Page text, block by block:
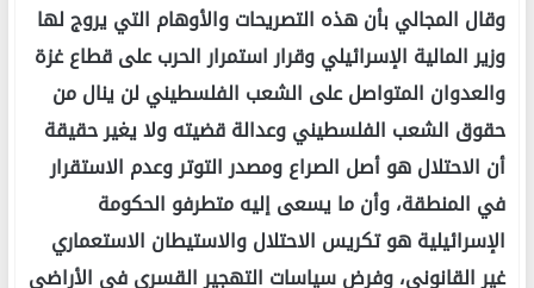
وقال المجالي بأن هذه التصريحات والأوهام التي يروج لها
وزير المالية الإسرائيلي وقرار استمرار الحرب على قطاع غزة
والعدوان المتواصل على الشعب الفلسطيني لن ينال من
حقوق الشعب الفلسطيني وعدالة قضيته ولا يغير حقيقة
أن الاحتلال هو أصل الصراع ومصدر التوتر وعدم الاستقرار
في المنطقة، وأن ما يسعى إليه متطرفو الحكومة
الإسرائيلية هو تكريس الاحتلال والاستيطان الاستعماري
غير القانوني، وفرض سياسات التهجير القسري في الأراضي